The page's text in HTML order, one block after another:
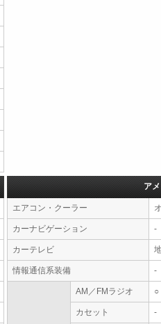
ア
エアコン・クーラー
カーナビゲーション -
カーテレビ
情報通信系装備 -
AM／FMラジオ ○
カセット -